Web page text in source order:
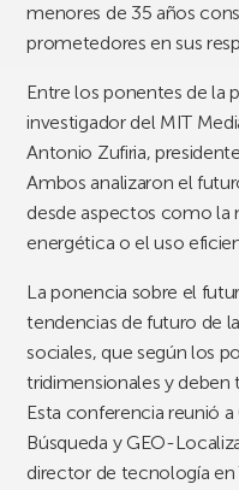
menores de 35 años
prometedores en sus
Entre los ponentes de la
investigador del MIT
Antonio Zufiria,
Ambos analizaron el
desde aspectos como la
energética o el uso
La ponencia sobre el
tendencias de futuro de
sociales, que según los
tridimensionales y deben
Esta conferencia reunió
Búsqueda y GEO-
director de tecnología en